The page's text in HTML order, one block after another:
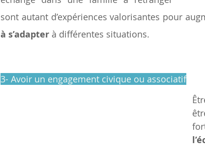
sont autant d’expériences valorisantes pour
à s’adapter à différentes situations.
3- Avoir un engagement civique ou associatif